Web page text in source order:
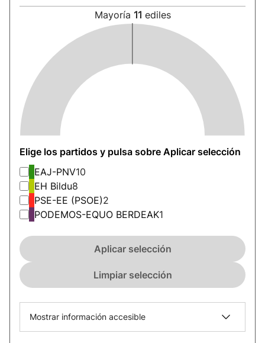
Mayoría 11 ediles
Elige los partidos y pulsa sobre Aplicar selección
EAJ-PNV10
EH Bildu8
PSE-EE (PSOE)2
PODEMOS-EQUO BERDEAK1
Aplicar selección
Limpiar selección
Mostrar información accesible